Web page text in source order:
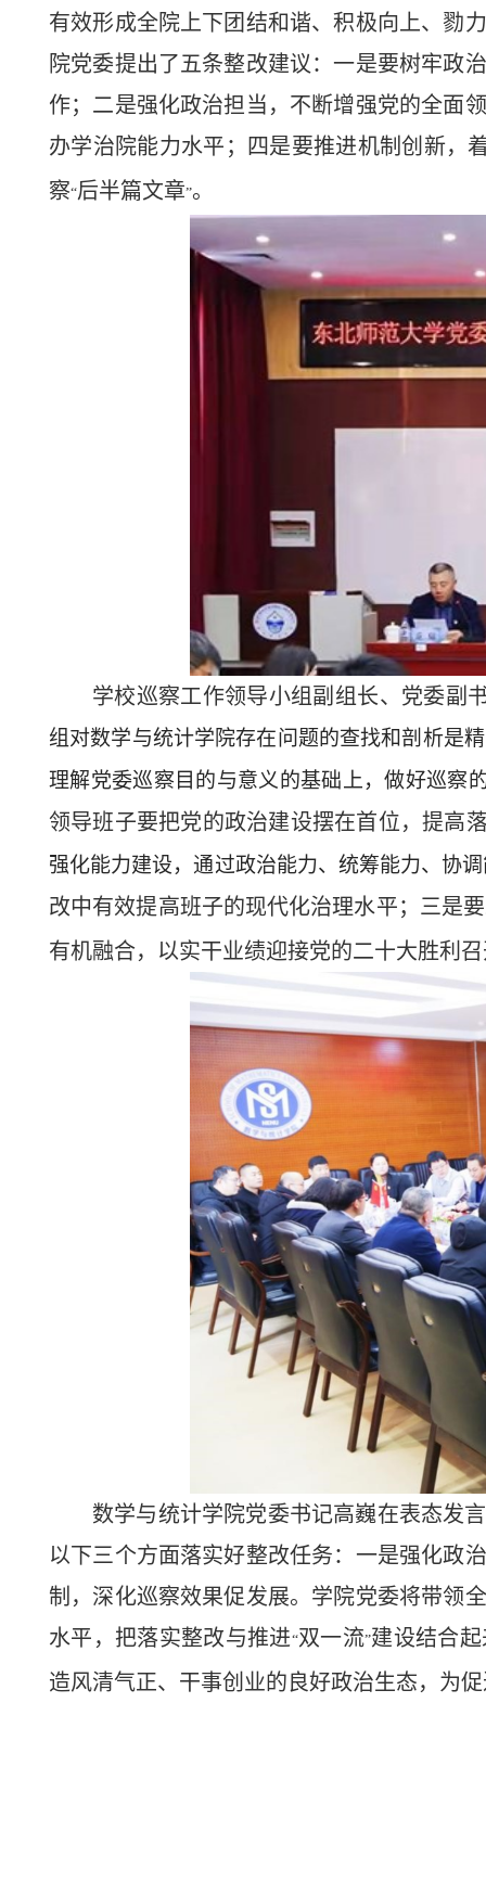
有效形成全院上下团结和谐、积极向上、勠
院党委提出了五条整改建议：一是要树牢政
作；二是强化政治担当，不断增强党的全面
办学治院能力水平；四是要推进机制创新，
察“后半篇文章”。
学校巡察工作领导小组副组长、党委副
组对数学与统计学院存在问题的查找和剖析是
理解党委巡察目的与意义的基础上，做好巡察
领导班子要把党的政治建设摆在首位，提高
强化能力建设，通过政治能力、统筹能力、协
改中有效提高班子的现代化治理水平；三是
有机融合，以实干业绩迎接党的二十大胜利
数学与统计学院党委书记高巍在表态发
以下三个方面落实好整改任务：一是强化政
制，深化巡察效果促发展。学院党委将带领
水平，把落实整改与推进“双一流”建设结合
造风清气正、干事创业的良好政治生态，为